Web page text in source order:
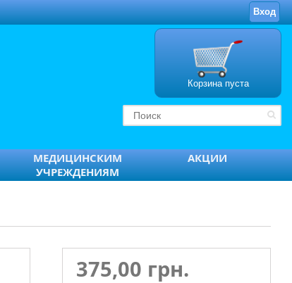
Вход
Корзина пуста
МЕДИЦИНСКИМ
УЧРЕЖДЕНИЯМ
АКЦИИ
375,00 грн.